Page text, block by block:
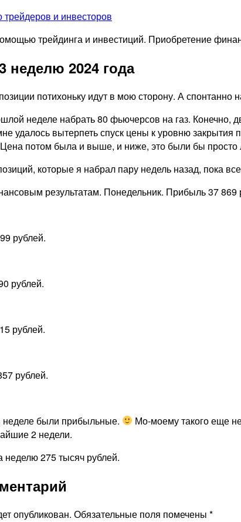
и инвесторов
трейдинга и инвестиций. Приобретение
неделю 2024 года
потихоньку идут в мою сторону. А спонтанно
неделе набрать 80 фьючерсов на газ.
удалось вытерпеть спуск цены к уровню
потом была и выше, и ниже, это были бы
которые я набрал пару недель назад, пока
результатам. Понедельник. Прибыль 37 869
рублей.
рублей.
рублей.
рублей.
неделе были прибыльные.
Мо-моему такого еще
2 недели.
275 тысяч рублей.
опубликован. Обязательные поля помечены *